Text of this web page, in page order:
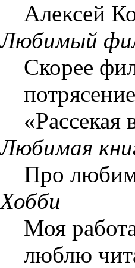
Алексей
Любимый
Скорее
Любимая
Про
Хобби
Моя
люблю